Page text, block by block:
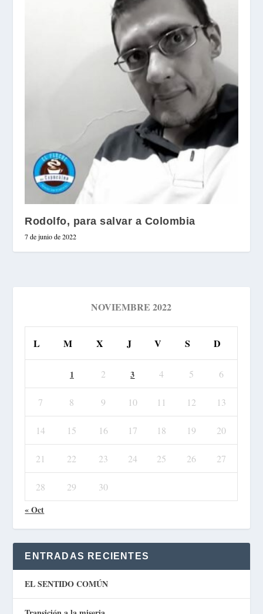
Rodolfo, para salvar a Colombia
7 de junio de 2022
NOVIEMBRE 2022
L M X J V S D
1 2 3 4 5 6
7 8 9 10 11 12 13
14 15 16 17 18 19 20
21 22 23 24 25 26 27
28 29
30
« Oct
ENTRADAS RECIENTES
EL SENTIDO COMÚN